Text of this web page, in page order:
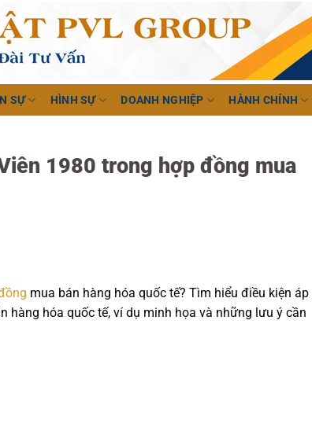
SỰ HÌNH SỰ DOANH NGHIỆP HÀNH CHÍNH
1980 trong hợp đồng mua
mua bán hàng hóa quốc tế? Tìm hiểu điều kiện áp
hàng hóa quốc tế, ví dụ minh họa và những lưu ý cần